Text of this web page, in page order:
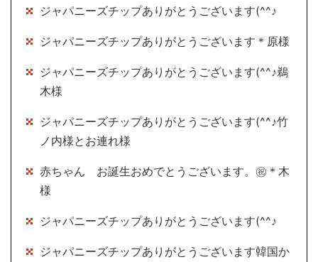
ジャパニーズチップありがとうございます(^^♪
ジャパニーズチップありがとうございます＊原様
ジャパニーズチップありがとうございます(^^♪鵜
木様
ジャパニーズチップありがとうございます(^^♪竹
ノ内様とお連れ様
赤ちゃん お誕生おめでとうございます。㊗＊木
様
ジャパニーズチップありがとうございます(^^♪
ジャパニーズチップありがとうございます韓国か